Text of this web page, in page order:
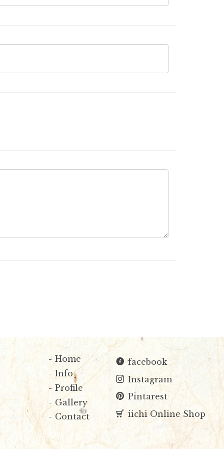
Home
Info
Profile
Gallery
Contact
facebook
Instagram
Pintarest
iichi Online Shop